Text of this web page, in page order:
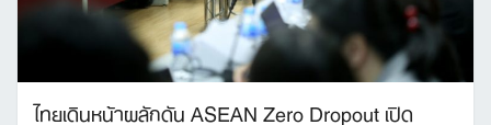
ไทยเดินหน้าผลักดัน ASEAN Zero Dropout เปิด